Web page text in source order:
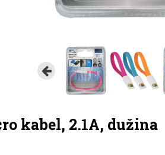
kabel, 2.1A, dužina